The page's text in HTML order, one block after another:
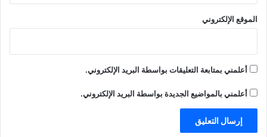
الموقع الإلكتروني
أعلمني بمتابعة التعليقات بواسطة البريد الإلكتروني.
أعلمني بالمواضيع الجديدة بواسطة البريد الإلكتروني.